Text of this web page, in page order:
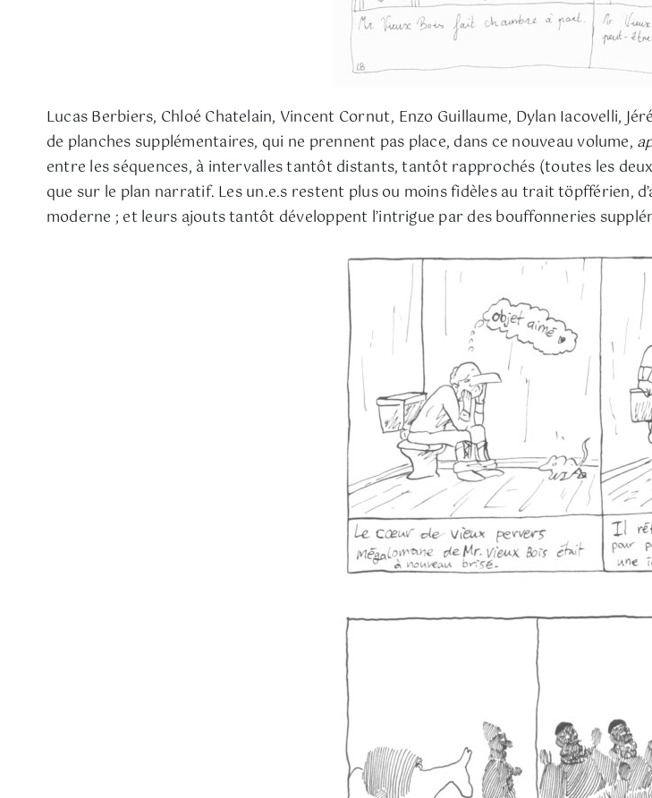
Lucas Berbiers, Chloé Chatelain, Vincent Cornut, Enzo Guillaume, Dylan Iacovelli,
de planches supplémentaires, qui ne prennent pas place, dans ce nouveau volume,
entre les séquences, à intervalles tantôt distants, tantôt rapprochés (toutes les
que sur le plan narratif. Les un.e.s restent plus ou moins fidèles au trait töpfférien,
moderne ; et leurs ajouts tantôt développent l’intrigue par des bouffonneries